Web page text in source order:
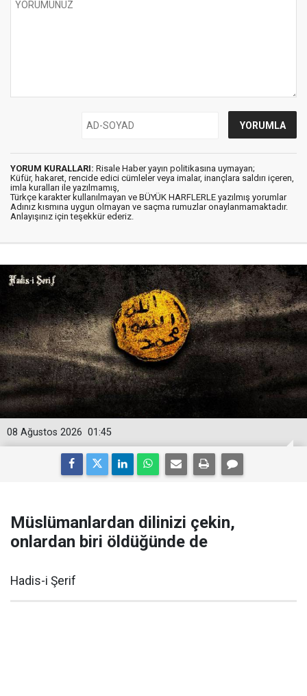
YORUM KURALLARI: Risale Haber yayın politikasına uymayan;
Küfür, hakaret, rencide edici cümleler veya imalar, inançlara saldırı içeren,
imla kuralları ile yazılmamış,
Türkçe karakter kullanılmayan ve BÜYÜK HARFLERLE yazılmış yorumlar
Adınız kısmına uygun olmayan ve saçma rumuzlar onaylanmamaktadır.
Anlayışınız için teşekkür ederiz.
01:45
08 Ağustos 2026
Müslümanlardan dilinizi çekin,
onlardan biri öldüğünde de
Hadis-i Şerif